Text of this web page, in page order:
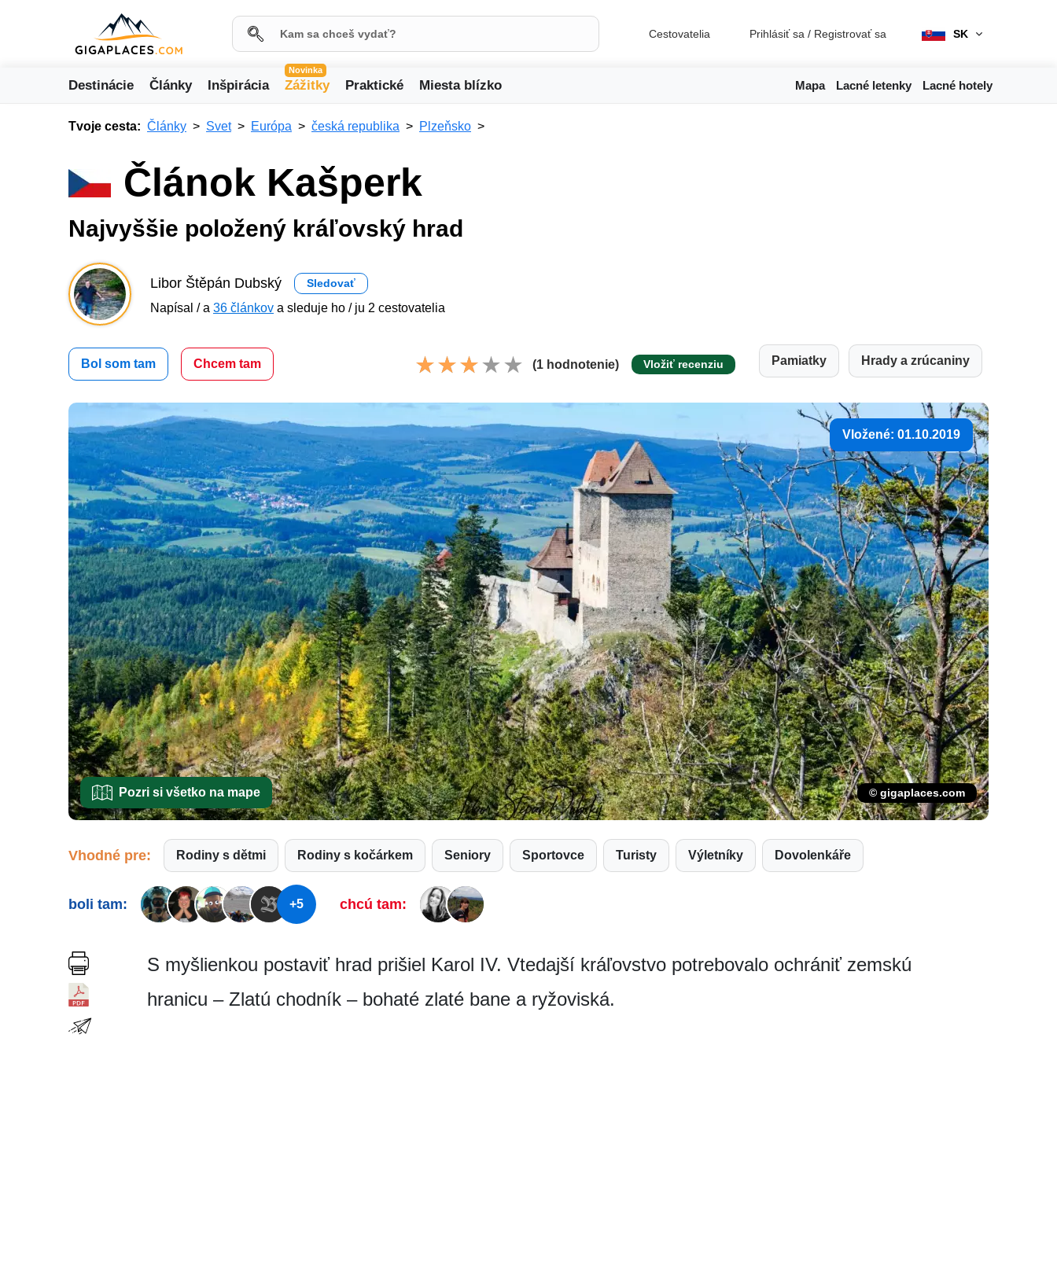
Cestovatelia Prihlásiť sa / Registrovať sa SK
Destinácie Články Inšpirácia
Novinka
Zážitky Praktické Miesta blízko Mapa Lacné letenky Lacné hotely
Tvoje cesta: Články Svet Európa česká republika Plzeňsko
Článok Kašperk
Najvyššie položený kráľovský hrad
Libor Štěpán Dubský Sledovať
Napísal / a 36 článkov a sleduje ho / ju 2 cestovatelia
Bol som tam Chcem tam (1 hodnotenie) Vložiť recenziu Pamiatky Hrady a zrúcaniny
Vložené: 01.10.2019
Pozri si všetko na mape © gigaplaces.com
Vhodné pre: Rodiny s dětmi Rodiny s kočárkem Seniory Sportovce Turisty Výletníky Dovolenkáře
boli tam: +5 chcú tam:
S myšlienkou postaviť hrad prišiel Karol IV. Vtedajší kráľovstvo potrebovalo ochrániť zemskú
hranicu – Zlatú chodník – bohaté zlaté bane a ryžoviská.